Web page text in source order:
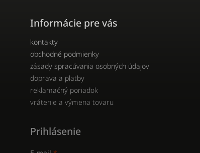
Informácie pre vás
kontakty
obchodné podmienky
zásady spracúvania osobných údajov
doprava a platby
reklamačný poriadok
vrátenie a výmena tovaru
Prihlásenie